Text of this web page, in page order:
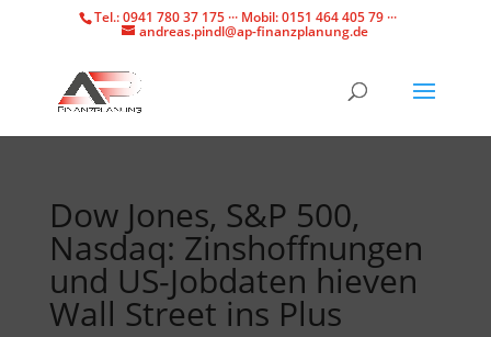
Tel.: 0941 780 37 175 ··· Mobil: 0151 464 405 79 ···
andreas.pindl@ap-finanzplanung.de
Dow Jones, S&P 500,
Nasdaq: Zinshoffnungen
und US-Jobdaten hieven
Wall Street ins Plus